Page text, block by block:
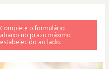
Complete o formulário
abaixo no prazo máximo
estabelecido ao lado.